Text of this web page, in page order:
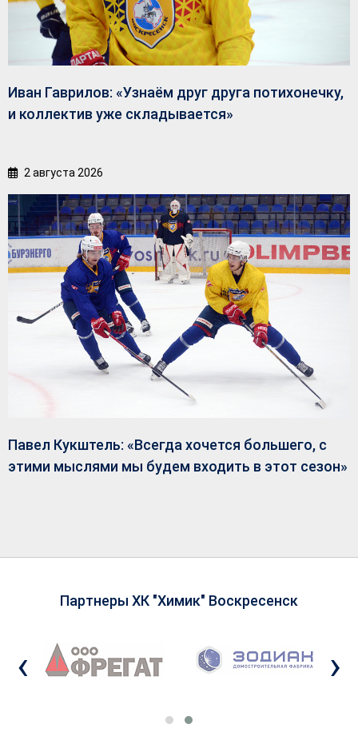
Иван Гаврилов: «Узнаём друг друга потихонечку,
и коллектив уже складывается»
2 августа 2026
Павел Кукштель: «Всегда хочется большего, с
этими мыслями мы будем входить в этот сезон»
Партнеры ХК "Химик" Воскресенск
‹ ›